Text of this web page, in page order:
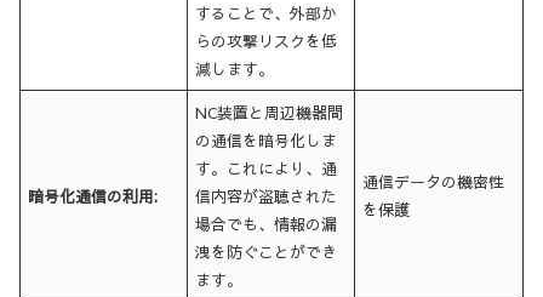
することで、外部か
らの攻撃リスクを低
減します。
暗号化通信の利用:
NC装置と周辺機器間
の通信を暗号化しま
す。これにより、通
信内容が盗聴された
場合でも、情報の漏
洩を防ぐことができ
ます。
通信データの機密性
を保護